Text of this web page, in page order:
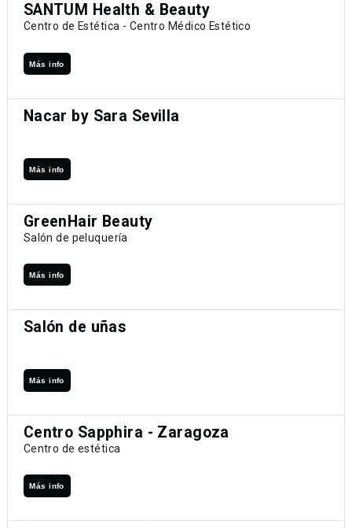
SANTUM Health & Beauty
Centro de Estética - Centro Médico Estético
Más info
Nacar by Sara Sevilla
Más info
GreenHair Beauty
Salón de peluquería
Más info
Salón de uñas
Más info
Centro Sapphira - Zaragoza
Centro de estética
Más info